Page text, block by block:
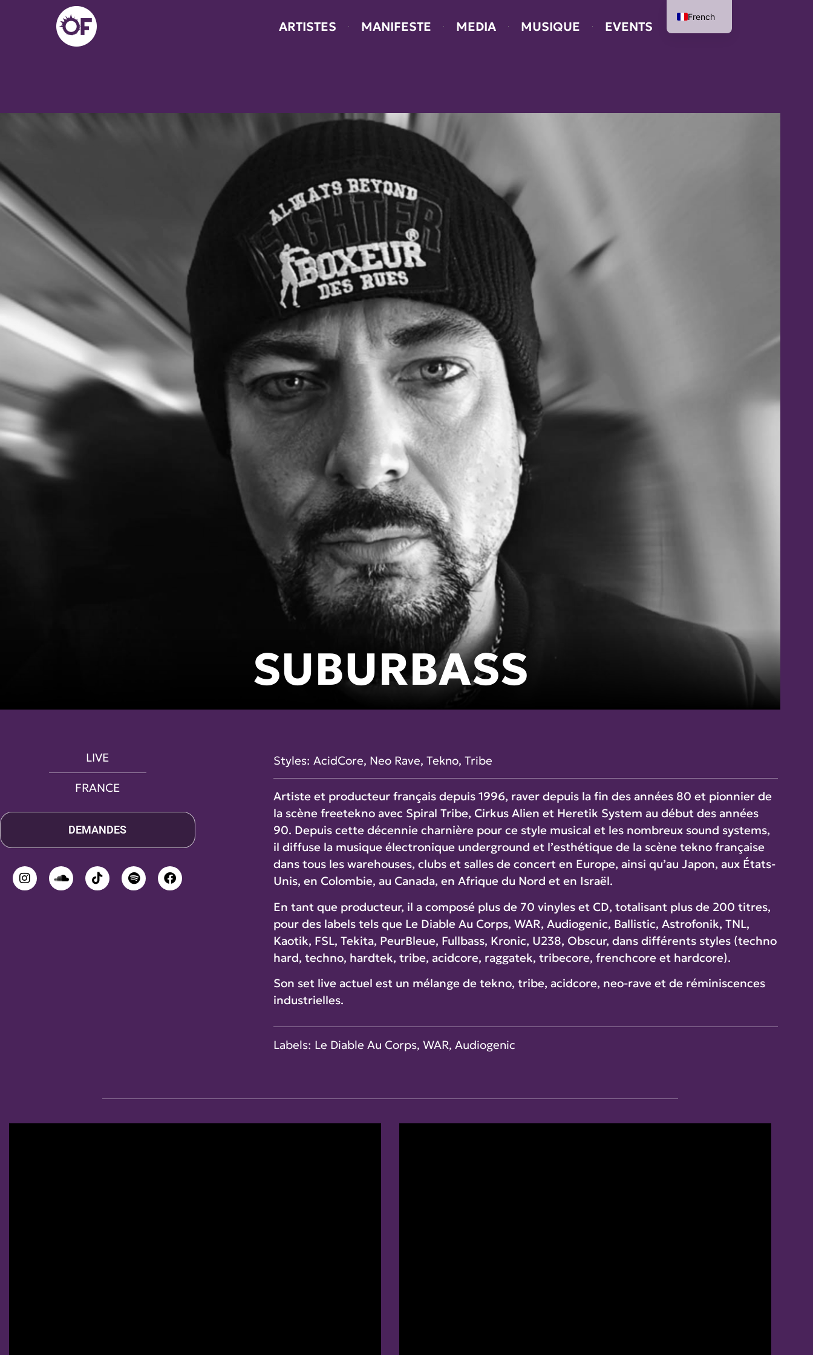
ARTISTES MANIFESTE MEDIA MUSIQUE EVENTS
SUBURBASS
LIVE
FRANCE
DEMANDES
Styles: AcidCore, Neo Rave, Tekno, Tribe
Artiste et producteur français depuis 1996, raver depuis la fin des années 80 et pionnier de
la scène freetekno avec Spiral Tribe, Cirkus Alien et Heretik System au début des années
90. Depuis cette décennie charnière pour ce style musical et les nombreux sound systems,
il diffuse la musique électronique underground et l’esthétique de la scène tekno française
dans tous les warehouses, clubs et salles de concert en Europe, ainsi qu’au Japon, aux États-
Unis, en Colombie, au Canada, en Afrique du Nord et en Israël.
En tant que producteur, il a composé plus de 70 vinyles et CD, totalisant plus de 200 titres,
pour des labels tels que Le Diable Au Corps, WAR, Audiogenic, Ballistic, Astrofonik, TNL,
Kaotik, FSL, Tekita, PeurBleue, Fullbass, Kronic, U238, Obscur, dans différents styles (techno
hard, techno, hardtek, tribe, acidcore, raggatek, tribecore, frenchcore et hardcore).
Son set live actuel est un mélange de tekno, tribe, acidcore, neo-rave et de réminiscences
industrielles.
Labels: Le Diable Au Corps, WAR, Audiogenic
French
English